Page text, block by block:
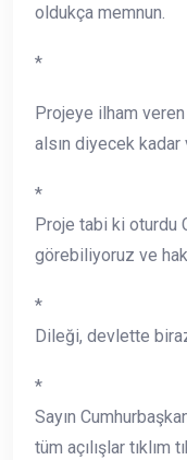
oldukça memnun.
*
Projeye ilham
alsın diyecek
*
Proje tabi ki oturdu
görebiliyoruz ve
*
Dileği, devlette
*
Sayın
tüm açılışlar tıklım